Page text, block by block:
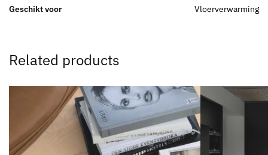
Geschikt voor Vloerverwarming
Related products